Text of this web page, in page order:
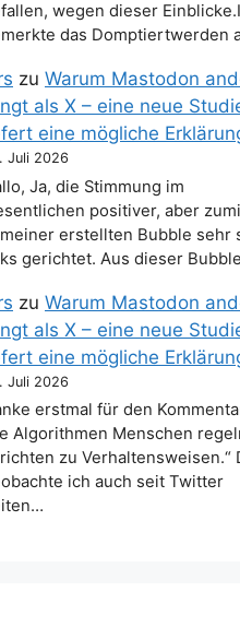
wegen dieser
das Domptiertwerden
zu Warum Mastodon
als X – eine neue
eine mögliche
Juli 2026
Ja, die Stimmung im
positiver, aber
erstellten Bubble sehr
gerichtet. Aus dieser
zu Warum Mastodon
als X – eine neue
eine mögliche
Juli 2026
erstmal für den
Algorithmen Menschen
zu Verhaltensweisen.“
ich auch seit Twitter